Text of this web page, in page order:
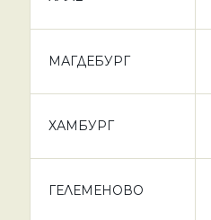
МАГДЕБУРГ
ХАМБУРГ
ГЕЛЕМЕНОВО